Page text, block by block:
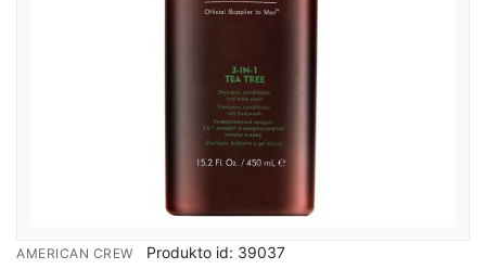
AMERICAN CREW Produkto id: 39037